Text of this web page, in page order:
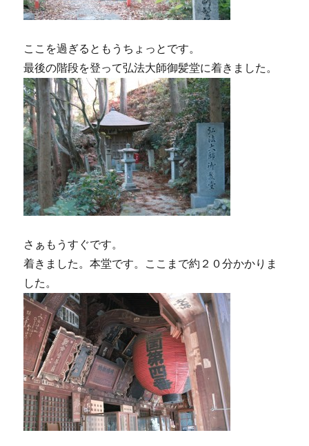
ここを過ぎるともうちょっとです。
最後の階段を登って弘法大師御髪堂に着きました。
さぁもうすぐです。
着きました。本堂です。ここまで約２０分かかりま
した。